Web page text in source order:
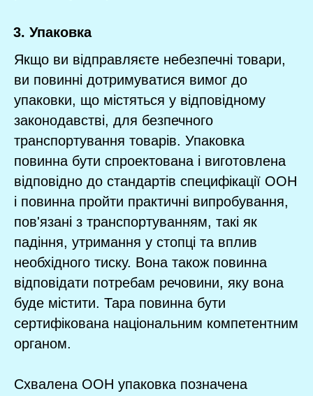
Упаковка
Якщо ви відправляєте небезпечні товари,
ви повинні дотримуватися вимог до
упаковки, що містяться у відповідному
законодавстві, для безпечного
транспортування товарів. Упаковка
повинна бути спроектована і виготовлена
відповідно до стандартів специфікації ООН
і повинна пройти практичні випробування,
пов'язані з транспортуванням, такі як
падіння, утримання у стопці та вплив
необхідного тиску. Вона також повинна
відповідати потребам речовини, яку вона
буде містити. Тара повинна бути
сертифікована національним компетентним
органом.
Схвалена ООН упаковка позначена